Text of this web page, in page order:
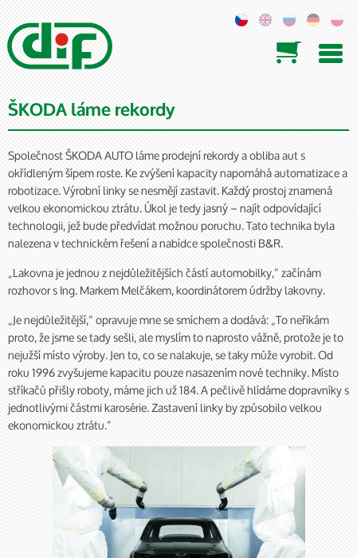

ŠKODA láme rekordy
Společnost ŠKODA AUTO láme prodejní rekordy a obliba aut s
okřídleným šípem roste. Ke zvýšení kapacity napomáhá automatizace a
robotizace. Výrobní linky se nesmějí zastavit. Každý prostoj znamená
velkou ekonomickou ztrátu. Úkol je tedy jasný – najít odpovídající
technologii, jež bude předvídat možnou poruchu. Tato technika byla
nalezena v technickém řešení a nabídce společnosti B&R.
„Lakovna je jednou z nejdůležitějších částí automobilky,“ začínám
rozhovor s Ing. Markem Melčákem, koordinátorem údržby lakovny.
„Je nejdůležitější,“ opravuje mne se smíchem a dodává: „To neříkám
proto, že jsme se tady sešli, ale myslím to naprosto vážně, protože je to
nejužší místo výroby. Jen to, co se nalakuje, se taky může vyrobit. Od
roku 1996 zvyšujeme kapacitu pouze nasazením nové techniky. Místo
stříkačů přišly roboty, máme jich už 184. A pečlivě hlídáme dopravníky s
jednotlivými částmi karosérie. Zastavení linky by způsobilo velkou
ekonomickou ztrátu.“